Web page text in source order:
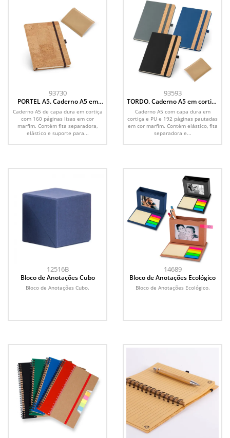
93730
PORTEL A5. Caderno A5 em
cortiça com páginas lisas
Caderno A5 de capa dura em cortiça
com 160 páginas lisas em cor
marfim. Contém fita separadora,
elástico e suporte para...
93593
TORDO. Caderno A5 em cortiça
com páginas pautadas
Caderno A5 com capa dura em
cortiça e PU e 192 páginas pautadas
em cor marfim. Contém elástico, fita
separadora e...
12516B
Bloco de Anotações Cubo
Bloco de Anotações Cubo.
14689
Bloco de Anotações Ecológico
Bloco de Anotações Ecológico.